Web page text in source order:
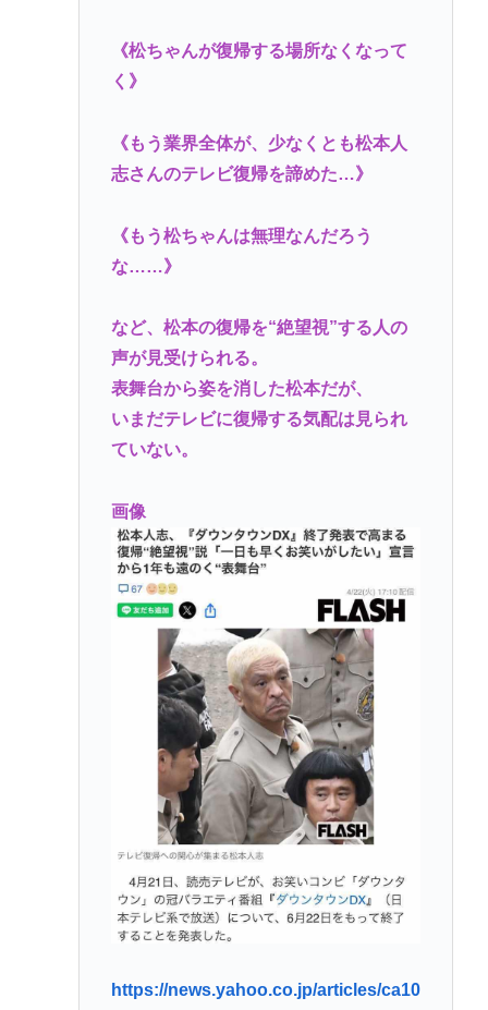
医療脱毛・脱毛サロンを考えてるんだが！脱毛モメ
ンいるか？？
コロス…」←こいつの過去
【戦後最長】日本、なんと74ヶ月連続で景気回復し
ジャンポケ斉藤「同意があったんです。本当です。
信じて下さい」 ←何でこの主張が通らないの？
医師「キャー地震よー！」(;ﾟんﾟ)「！？」
【衝撃】兵庫県斎藤知事、海外事業所を全て廃止へ
「公務員が海外で遊ぶためにあ
る」・・・・・・・・・
【驚愕】いまだに続いていると聞いてビビる漫画
Powered by livedoor 相互RSS
《松ちゃんが復帰する場所なくなって
く》
《もう業界全体が、少なくとも松本人
志さんのテレビ復帰を諦めた…》
《もう松ちゃんは無理なんだろう
な……》
など、松本の復帰を“絶望視”する人の
声が見受けられる。
表舞台から姿を消した松本だが、
いまだテレビに復帰する気配は見られ
ていない。
画像
https://news.yahoo.co.jp/articles/ca10